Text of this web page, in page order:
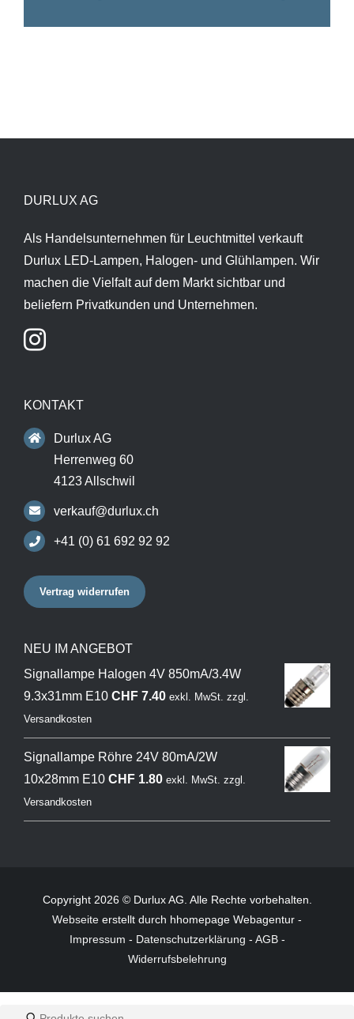
DURLUX AG
Als Handelsunternehmen für Leuchtmittel verkauft
Durlux LED-Lampen, Halogen- und Glühlampen. Wir
machen die Vielfalt auf dem Markt sichtbar und
beliefern Privatkunden und Unternehmen.
KONTAKT
Durlux AG
Herrenweg 60
4123 Allschwil
verkauf@durlux.ch
+41 (0) 61 692 92 92
Vertrag widerrufen
NEU IM ANGEBOT
Signallampe Halogen 4V 850mA/3.4W
9.3x31mm E10 CHF7.40 exkl. MwSt. zzgl.
Versandkosten
Signallampe Röhre 24V 80mA/2W
10x28mm E10 CHF1.80 exkl. MwSt. zzgl.
Versandkosten
Copyright 2026 © Durlux AG. Alle Rechte vorbehalten.
Webseite erstellt durch hhomepage Webagentur -
Impressum - Datenschutzerklärung - AGB-
Widerrufsbelehrung
Products